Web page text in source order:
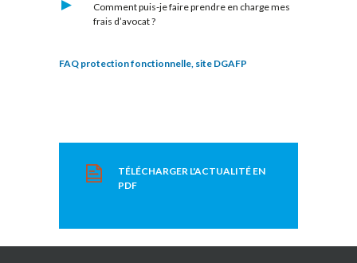
Comment puis-je faire prendre en charge mes
frais d’avocat ?
FAQ protection fonctionnelle, site DGAFP
TÉLÉCHARGER L'ACTUALITÉ EN
PDF